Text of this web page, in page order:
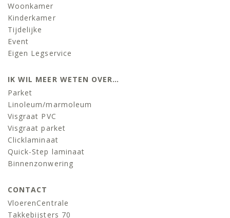
Woonkamer
Kinderkamer
Tijdelijke
Event
Eigen Legservice
IK WIL MEER WETEN OVER…
Parket
Linoleum/marmoleum
Visgraat PVC
Visgraat parket
Clicklaminaat
Quick-Step laminaat
Binnenzonwering
CONTACT
VloerenCentrale
Takkebijsters 70